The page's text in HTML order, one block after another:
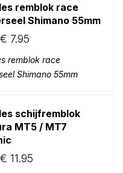
remblok race
Shimano 55mm
€ 7.95
remblok race
Shimano 55mm
schijfremblok
MT5 / MT7
€ 11.95